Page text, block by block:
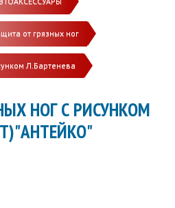
от грязных ног
Л.Бартенева
НОГ С РИСУНКОМ